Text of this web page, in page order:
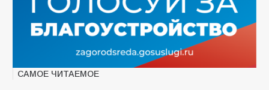
САМОЕ ЧИТАЕМОЕ